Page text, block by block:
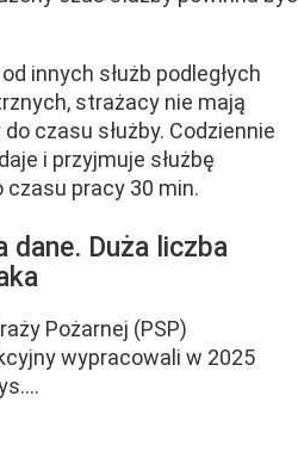
innych służb podległych
strażacy nie mają
czasu służby. Codziennie
i przyjmuje służbę
pracy 30 min.
dane. Duża liczba
Pożarnej (PSP)
wypracowali w 2025